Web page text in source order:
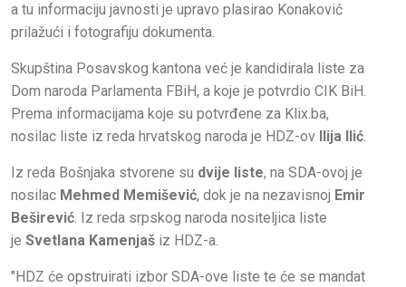
a tu informaciju javnosti je upravo plasirao Konaković
prilažući i fotografiju dokumenta.
Skupština Posavskog kantona već je kandidirala liste za
Dom naroda Parlamenta FBiH, a koje je potvrdio CIK BiH.
Prema informacijama koje su potvrđene za Klix.ba,
nosilac liste iz reda hrvatskog naroda je HDZ-ov
Ilija Ilić.
Iz reda Bošnjaka stvorene su dvije liste, na SDA-ovoj je
nosilac Mehmed Memišević, dok je na nezavisnoj Emir
Beširević. Iz reda srpskog naroda nositeljica liste
je Svetlana Kamenjaš iz HDZ-a.
"HDZ će opstruirati izbor SDA-ove liste te će se mandat